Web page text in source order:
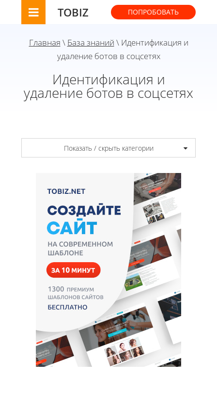
TOBIZ ПОПРОБОВАТЬ
Главная \ База знаний \ Идентификация и
удаление ботов в соцсетях
Идентификация и
удаление ботов в соцсетях
Показать / скрыть категории